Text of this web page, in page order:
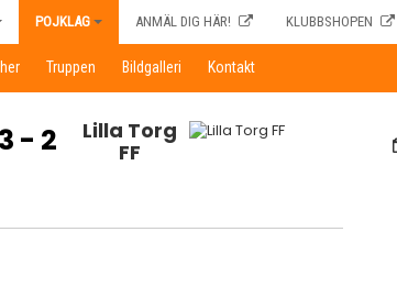
POJKLAG ANMÄL DIG HÄR! KLUBBSHOPEN
Truppen Bildgalleri Kontakt
3 - 2
Lilla Torg
FF